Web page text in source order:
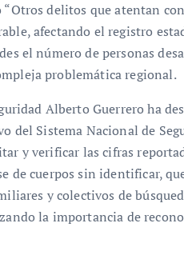
“Otros delitos que atentan
afectando el registro
el número de personas
problemática regional.
Alberto Guerrero ha
del Sistema Nacional de
y verificar las cifras
de cuerpos sin identificar,
y colectivos de
la importancia de